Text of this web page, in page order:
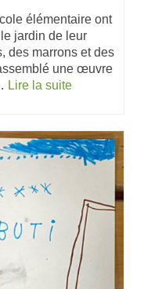
élémentaire ont
jardin de leur
des marrons et des
une œuvre
Lire la suite